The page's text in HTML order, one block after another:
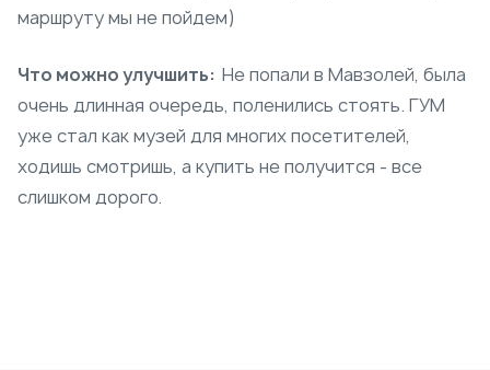
маршруту мы не пойдем)
Что можно улучшить: Не попали в Мавзолей, была
очень длинная очередь, поленились стоять. ГУМ
уже стал как музей для многих посетителей,
ходишь смотришь, а купить не получится - все
слишком дорого.